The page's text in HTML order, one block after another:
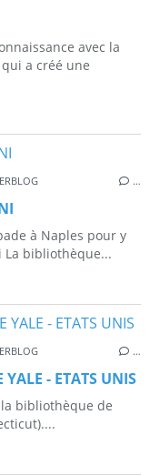
avec la
qui a créé une
…
à Naples pour y
bibliothèque...
…
- ETATS UNIS
bibliothèque de